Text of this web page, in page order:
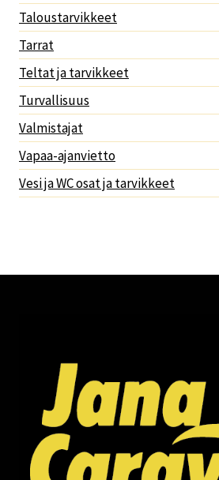
Taloustarvikkeet
Tarrat
Teltat ja tarvikkeet
Turvallisuus
Valmistajat
Vapaa-ajanvietto
Vesi ja WC osat ja tarvikkeet